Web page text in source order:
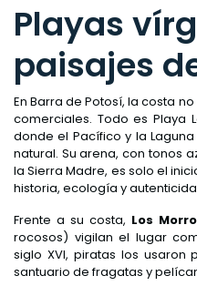
Playas
paisajes
En Barra de Potosí, la costa
comerciales. Todo es Playa
donde el Pacífico y la
natural. Su arena, con tonos
la Sierra Madre, es solo el
historia, ecología y
Frente a su costa, Los
rocosos) vigilan el lugar
siglo XVI, piratas los usaron
santuario de fragatas y